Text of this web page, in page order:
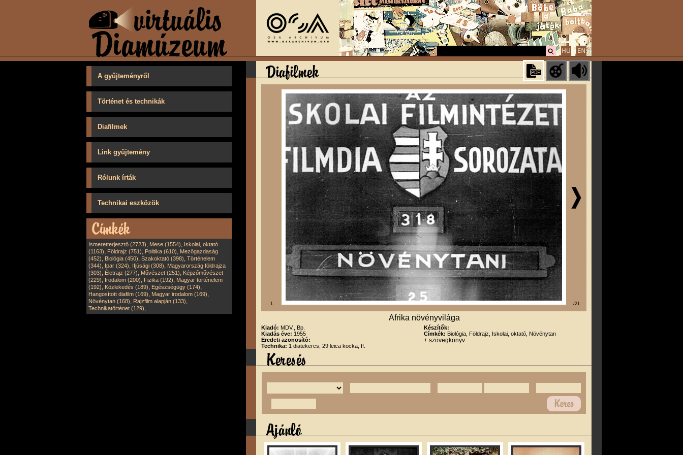
A gyűjteményről
Történet és technikák
Diafilmek
Link gyűjtemény
Rólunk írták
Technikai eszközök
Ismeretterjesztő (2723), Mese (1554), Iskolai, oktató
(1163), Földrajz (751), Politika (610), Mezőgazdaság
(452), Biológia (450), Szakoktató (398), Történelem
(344), Ipar (324), Ifjúsági (308), Magyarország földrajza
(303), Életrajz (277), Művészet (251), Képzőművészet
(229), Irodalom (200), Fizika (192), Magyar történelem
(192), Közlekedés (189), Egészségügy (174),
Hangosított diafilm (169), Magyar irodalom (169),
Növénytan (168), Rajzfilm alapján (133),
Technikatörténet (129),
1 /21
Afrika növényvilága
Kiadó: MDV., Bp.
Kiadás éve: 1955
Eredeti azonosító:
Technika: 1 diatekercs, 29 leica kocka, ff.
Készítők:
Címkék: Biológia, Földrajz, Iskolai, oktató, Növénytan
+ szövegkönyv